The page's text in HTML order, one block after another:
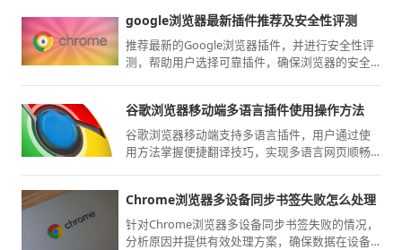
google浏览器最新插件推荐及安全性评测
推荐最新的Google浏览器插件，并进行安全性评
测，帮助用户选择可靠插件，确保浏览器的安全
谷歌浏览器移动端多语言插件使用操作方法
谷歌浏览器移动端支持多语言插件，用户通过使
用方法掌握便捷翻译技巧，实现多语言网页顺畅
Chrome浏览器多设备同步书签失败怎么处理
针对Chrome浏览器多设备同步书签失败的情况，
分析原因并提供有效处理方案，确保数据在设备